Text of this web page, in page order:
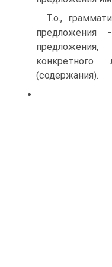
Т.о.,
предложения
конкретного
(содержания).